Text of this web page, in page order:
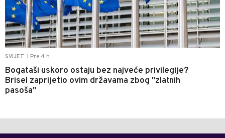
SVIJET Pre 4 h
Bogataši uskoro ostaju bez najveće privilegije?
Brisel zaprijetio ovim državama zbog "zlatnih
pasoša"